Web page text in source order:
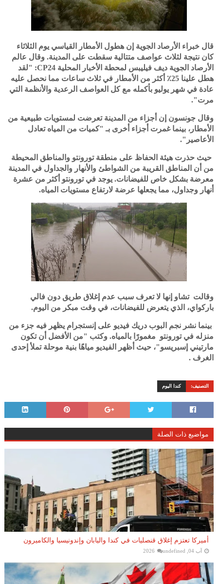
قال خبراء الأرصاد الجوية إن هطول الأمطار القياسي يوم الثلاثاء
كان نتيجة لثلاث عواصف متتالية سقطت على المدينة. وقال عالم
الأرصاد الجوية ديف فيليبس لمحطة الأخبار المحلية CP24: "لقد
هطل علينا 25٪ أكثر من الأمطار في ثلاث ساعات مما نحصل عليه
عادة في شهر يوليو بأكمله مع كل العواصف الرعدية والأنظمة التي
مرت".
وقال جونسون إن أجزاء من المدينة تعرضت لمستويات طبيعية من
الأمطار، بينما غمرت أجزاء أخرى بـ "كميات من المياه تعادل
الأعاصير".
حيث حذرت هيئة الحفاظ على منطقة تورونتو والمناطق المحيطة
من أن المناطق القريبة من الشواطئ والأنهار والجداول في المدينة
معرضة بشكل خاص للفيضانات. يوجد في تورونتو أكثر من عشرة
أنهار وجداول، مما يجعلها عرضة لارتفاع مستويات المياه.
وقالت تشاو إنها لا تعرف سبب عدم إغلاق طريق دون فالي
باركواي، الذي يتعرض للفيضانات، في وقت مبكر من اليوم.
بينما نشر نجم البوب دريك فيديو على إنستجرام يظهر فيه جزء من
منزله في تورونتو مغمورًا بالمياه. وكتب "من الأفضل أن تكون
مارتيني إسبريسو"، حيث أظهر الفيديو مياهًا بنية موحلة تملأ إحدى
الغرف .
التصنيف: كندا اليوم
مواضيع ذات الصلة
أميركا تعتزم إغلاق قنصليات في كندا واليابان وإندونيسيا والكاميرون
آب 04, 2026 undefined